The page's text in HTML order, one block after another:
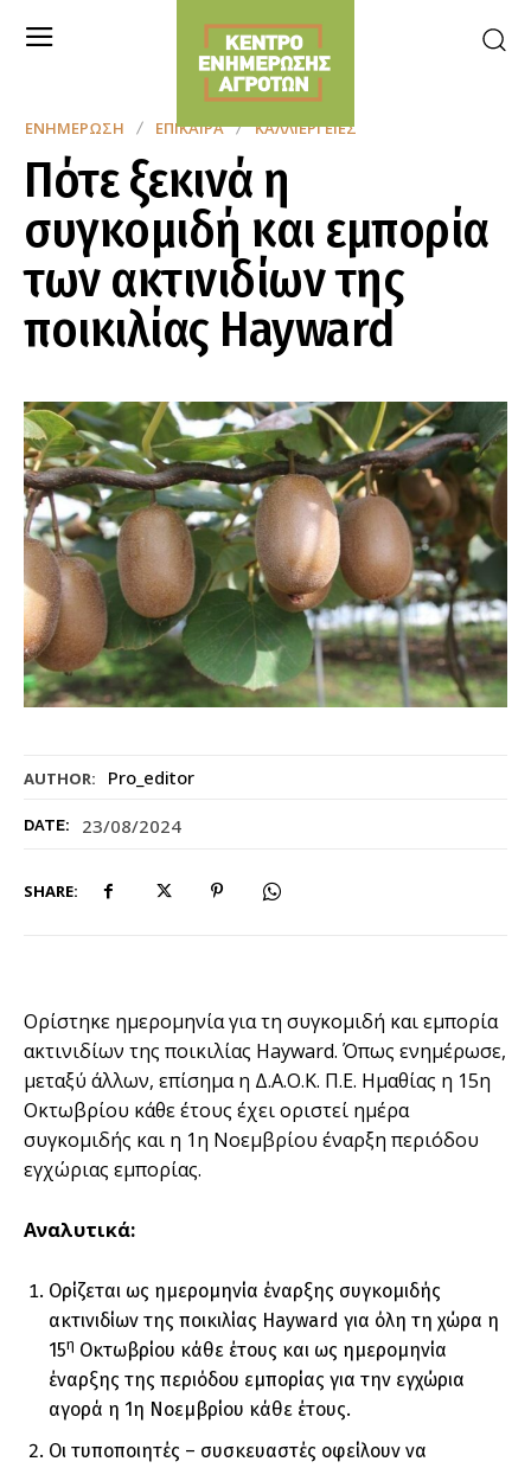
AUTHOR: Pro_editor
DATE: 23/08/2024
SHARE:
ΕΝΗΜΈΡΩΣΗ ΕΠΊΚΑΙΡΑ ΚΑΛΛΙΈΡΓΕΙΕΣ
Πότε ξεκινά η
συγκομιδή και εμπορία
των ακτινιδίων της
ποικιλίας Hayward
Ορίστηκε ημερομηνία για τη συγκομιδή και εμπορία
ακτινιδίων της ποικιλίας Hayward. Όπως ενημέρωσε,
μεταξύ άλλων, επίσημα η Δ.Α.Ο.Κ. Π.Ε. Ημαθίας η 15η
Οκτωβρίου κάθε έτους έχει οριστεί ημέρα
συγκομιδής και η 1η Νοεμβρίου έναρξη περιόδου
εγχώριας εμπορίας.
Αναλυτικά:
Ορίζεται ως ημερομηνία έναρξης συγκομιδής
ακτινιδίων της ποικιλίας Hayward για όλη τη χώρα η
15η Οκτωβρίου κάθε έτους και ως ημερομηνία
έναρξης της περιόδου εμπορίας για την εγχώρια
αγορά η 1η Νοεμβρίου κάθε έτους.
Οι τυποποιητές – συσκευαστές οφείλουν να